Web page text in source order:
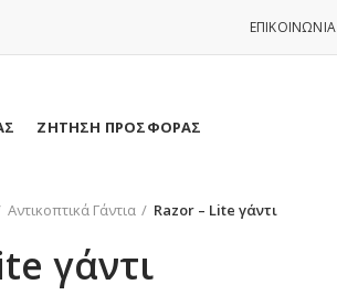
ΕΠΙΚΟΙΝΩΝΙΑ
ΖΗΤΗΣΗ ΠΡΟΣΦΟΡΑΣ
Αντικοπτικά Γάντια Razor – Lite γάντι
γάντι